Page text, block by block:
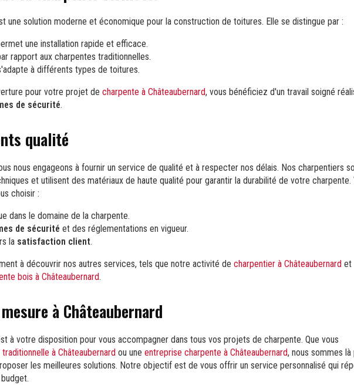
une solution moderne et économique pour la construction de toitures. Elle se distingue par :
une installation rapide et efficace.
rapport aux charpentes traditionnelles.
à différents types de toitures.
pour votre projet de charpente à Châteaubernard, vous bénéficiez d'un travail soigné
de sécurité.
qualité
nous engageons à fournir un service de qualité et à respecter nos délais. Nos charpentiers
et utilisent des matériaux de haute qualité pour garantir la durabilité de votre charpente.
choisir :
dans le domaine de la charpente.
de sécurité et des réglementations en vigueur.
la satisfaction client.
à découvrir nos autres services, tels que notre activité de charpentier à Châteaubernard et
bois à Châteaubernard.
à Châteaubernard
à votre disposition pour vous accompagner dans tous vos projets de charpente. Que vous
à Châteaubernard ou une entreprise charpente à Châteaubernard, nous sommes là
les meilleures solutions. Notre objectif est de vous offrir un service personnalisé qui